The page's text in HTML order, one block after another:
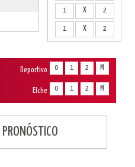
1 X 2
1 X 2
Deportivo 0 1 2 M
Elche 0 1 2 M